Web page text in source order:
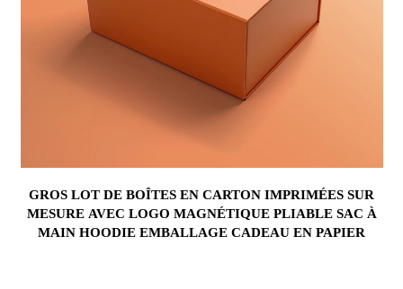
GROS LOT DE BOÎTES EN CARTON IMPRIMÉES SUR
MESURE AVEC LOGO MAGNÉTIQUE PLIABLE SAC À
MAIN HOODIE EMBALLAGE CADEAU EN PAPIER